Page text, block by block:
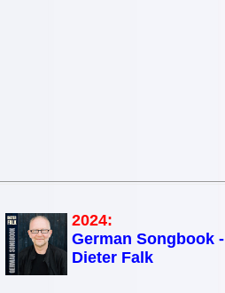
2024:
German Songbook -
Dieter Falk